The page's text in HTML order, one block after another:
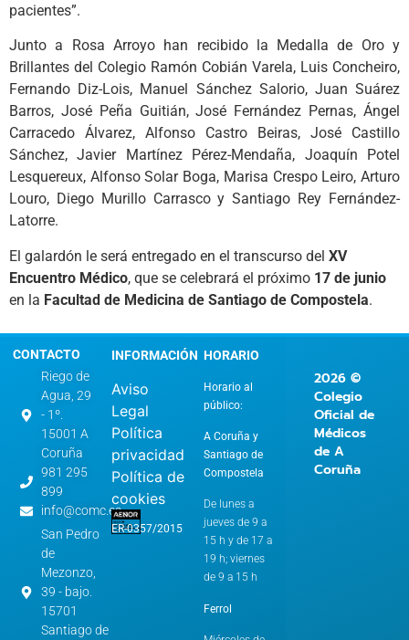
pacientes”.
Junto a Rosa Arroyo han recibido la Medalla de Oro y
Brillantes del Colegio Ramón Cobián Varela, Luis Concheiro,
Fernando Diz-Lois, Manuel Sánchez Salorio, Juan Suárez
Barros, José Peña Guitián, José Fernández Pernas, Ángel
Carracedo Álvarez, Alfonso Castro Beiras, José Castillo
Sánchez, Javier Martínez Pérez-Mendaña, Joaquín Potel
Lesquereux, Alfonso Solar Boga, Marisa Crespo Leiro, Arturo
Louro, Diego Murillo Carrasco y Santiago Rey Fernández-
Latorre.
El galardón le será entregado en el transcurso del XV
Encuentro Médico, que se celebrará el próximo 17 de junio
en la Facultad de Medicina de Santiago de Compostela.
CONTACTO
Riego de
Agua, 29
- 1º.
15001 A
Coruña
981 295
899
info@comc.es
San Pedro
de
Mezonzo,
39 - bajo.
15701
Santiago de
INFORMACIÓN
Aviso
Legal
Política
privacidad
Política de
cookies
ER-0357/2015
HORARIO
Horario al
público:
A Coruña y
Santiago de
Compostela
De lunes a
jueves de 9 a
15 h y de 17 a
19 h; viernes
de 9 a 15 h
Ferrol
2026 ©
Colegio
Oficial de
Médicos
de A
Coruña